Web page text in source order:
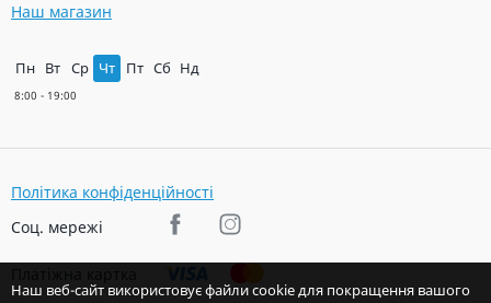
Наш магазин
Пн Вт Ср Чт Пт Сб Нд
Політика конфіденційності
Соц. мережі
Наш веб-сайт використовує файли cookie для покращення вашого